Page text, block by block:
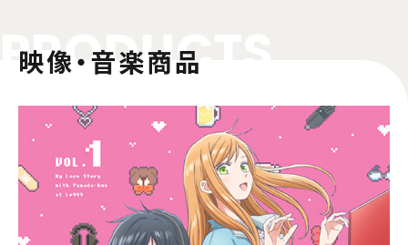
PRODUC
映像・音楽商品